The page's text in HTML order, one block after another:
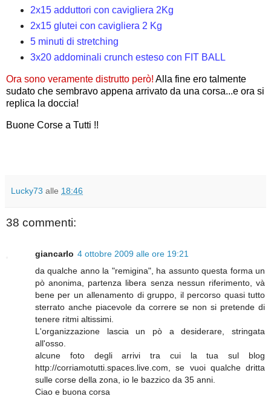
2x15 adduttori con cavigliera 2Kg
2x15 glutei con cavigliera 2 Kg
5 minuti di stretching
3x20 addominali crunch esteso con FIT BALL
Ora sono veramente distrutto però! Alla fine ero talmente
sudato che sembravo appena arrivato da una corsa...e ora si
replica la doccia!
Buone Corse a Tutti !!
Lucky73 alle 18:46
38 commenti:
giancarlo 4 ottobre 2009 alle ore 19:21
da qualche anno la "remigina", ha assunto questa forma un
pò anonima, partenza libera senza nessun riferimento, và
bene per un allenamento di gruppo, il percorso quasi tutto
sterrato anche piacevole da correre se non si pretende di
tenere ritmi altissimi.
L'organizzazione lascia un pò a desiderare, stringata
all'osso.
alcune foto degli arrivi tra cui la tua sul blog
http://corriamotutti.spaces.live.com, se vuoi qualche dritta
sulle corse della zona, io le bazzico da 35 anni.
Ciao e buona corsa